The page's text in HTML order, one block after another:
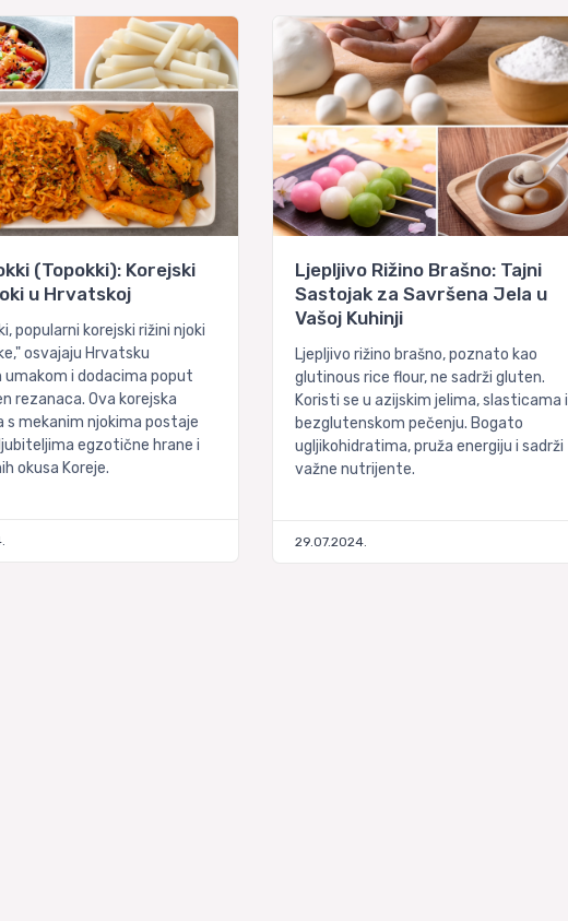
(Topokki): Korejski
u Hrvatskoj
popularni korejski rižini njoki
osvajaju Hrvatsku
i dodacima poput
rezanaca. Ova korejska
s mekanim njokima postaje
egzotične hrane i
okusa Koreje.
Ljepljivo Rižino Brašno: Tajni
Sastojak za Savršena Jela u
Vašoj Kuhinji
Ljepljivo rižino brašno, poznato kao
glutinous rice flour, ne sadrži gluten.
Koristi se u azijskim jelima, slasticama i
bezglutenskom pečenju. Bogato
ugljikohidratima, pruža energiju i sadrži
važne nutrijente.
29.07.2024.